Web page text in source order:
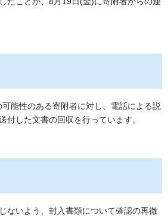
能性のある寄附者に対し、電話による説
付した文書の回収を行っています。
ないよう、封入書類について確認の再徹